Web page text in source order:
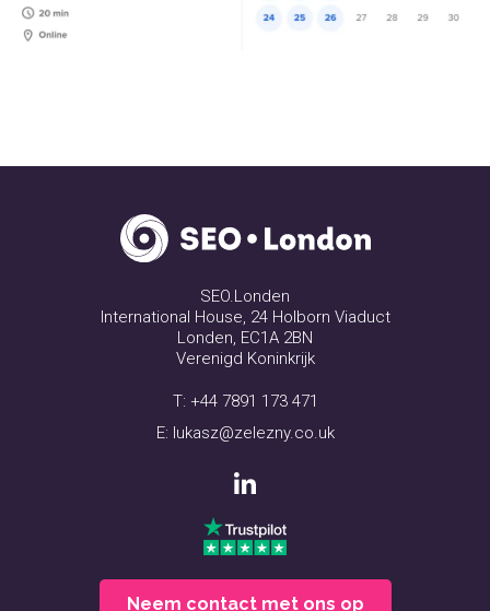
SEO.Londen
International House, 24 Holborn Viaduct
Londen, EC1A 2BN
Verenigd Koninkrijk
T: +44 7891 173 471
E: lukasz@zelezny.co.uk
Neem contact met ons op